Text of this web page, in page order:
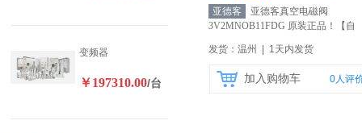
亚德客
亚德客真空电磁阀
3V2MNOB11FDG 原装正品！
【自
发货：温州 | 1天内发货
加入购物车 0人评
变频器
￥197310.00/台